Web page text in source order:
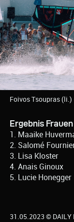
Foivos Tsoupras (li.)
Ergebnis Frauen
1. Maaike
2. Salomé
3. Lisa Kloster
4. Anais Ginoux
5. Lucie Honegger
31.05.2023 © DAILY